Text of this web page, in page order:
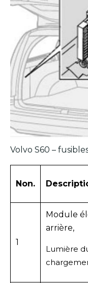
Volvo S60 –
Non.
1
Module
arrière,
Lumière